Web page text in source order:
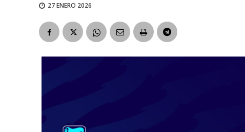
27 ENERO 2026